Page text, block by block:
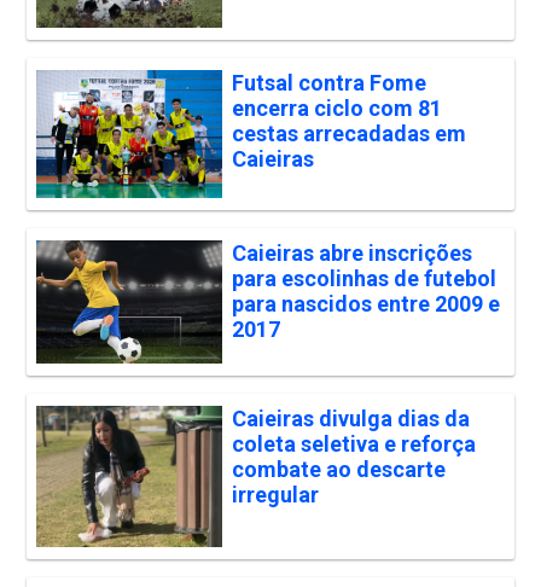
Futsal contra Fome
encerra ciclo com 81
cestas arrecadadas em
Caieiras
Caieiras abre inscrições
para escolinhas de futebol
para nascidos entre 2009 e
2017
Caieiras divulga dias da
coleta seletiva e reforça
combate ao descarte
irregular